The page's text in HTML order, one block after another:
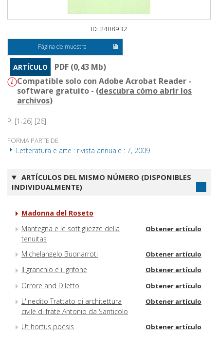
ID: 2408932
Página de muestra
ARTÍCULO
PDF (0,43 Mb)
Compatible solo con Adobe Acrobat Reader -
software gratuito - (descubra cómo abrir los
archivos)
P. [1-26] [26]
FORMA PARTE DE
Letteratura e arte : rivista annuale : 7, 2009
ARTÍCULOS DEL MISMO NÚMERO (DISPONIBLES
INDIVIDUALMENTE)
Madonna del Roseto
Mantegna e le sottigliezze della
tenuitas
Obtener artículo
Michelangelo Buonarroti Obtener artículo
Il granchio e il grifone Obtener artículo
Orrore and Diletto Obtener artículo
L'inedito Trattato di architettura
civile di frate Antonio da Santicolo
Obtener artículo
Ut hortus poësis Obtener artículo